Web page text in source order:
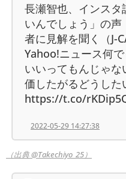
長瀬智也、インスタ
いんでしょう」の
者に見解を聞く（J-
Yahoo!ニュース何
いいってもんじゃ
価したがるどうし
https://t.co/
2022-05-29 14:27:38
（出典 @Takechiyo_25）